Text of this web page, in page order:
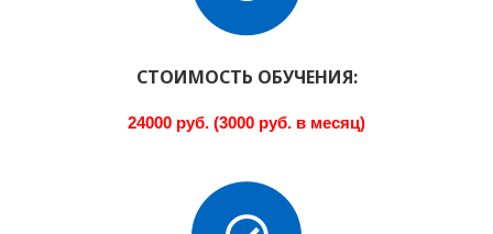
СТОИМОСТЬ ОБУЧЕНИЯ:
24000 руб. (3000 руб. в месяц)